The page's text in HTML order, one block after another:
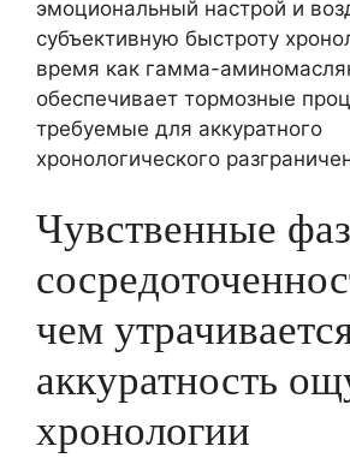
эмоциональный настрой и
субъективную быстроту
время как гамма-
обеспечивает тормозные
требуемые для аккуратного
хронологического
Чувственные
чем
аккуратность
хронологии